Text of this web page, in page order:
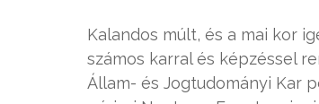
Kalandos múlt, és a mai kor
számos karral és képzéssel
Állam- és Jogtudományi Kar